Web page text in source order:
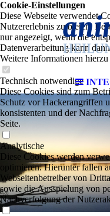
Cookie-Einstellungen
Diese Webseite verwendet
Nutzererlebnis zu bieten.
nur angezeigt, wenn die
Datenverarbeitung kann
Weitere Informationen
Technisch notwendige
Diese Cookies sind zum
Schutz vor Hackerangriffen
konsistenten und der
Seite.
Analytische
Diese Cookies werden
optimieren. Hierunter fallen
Webseitenbetreiber von
sowie die Ausspielung von
Nachverfolgung der